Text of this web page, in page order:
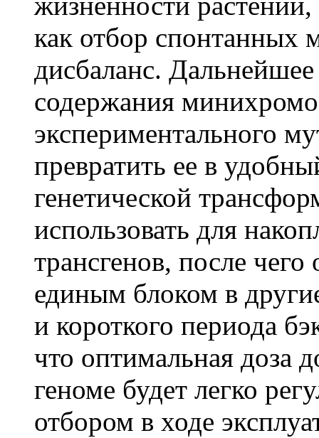
как отбор
дисбаланс.
содержания
экспериментального
превратить ее в
генетической
использовать для
трансгенов, после
единым блоком в
и короткого периода
что оптимальная доза
геноме будет легко
отбором в ходе